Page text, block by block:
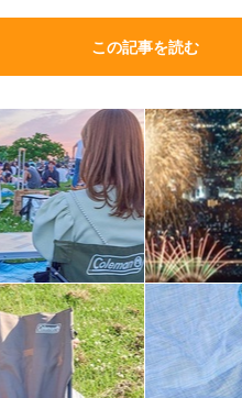
この記事を読む